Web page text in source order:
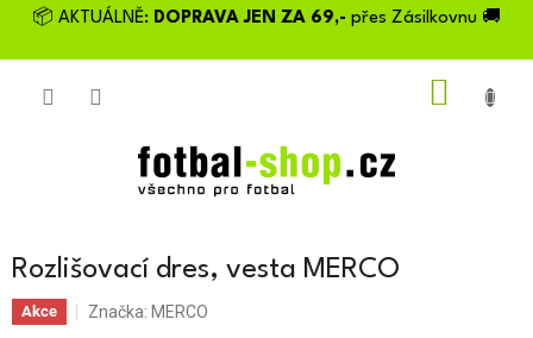
Přejít📦 AKTUÁLNĚ: DOPRAVA JEN ZA 69,- přes Zásilkovnu 🚚
Rozlišovací dres, vesta MERCO
Akce Značka: MERCO